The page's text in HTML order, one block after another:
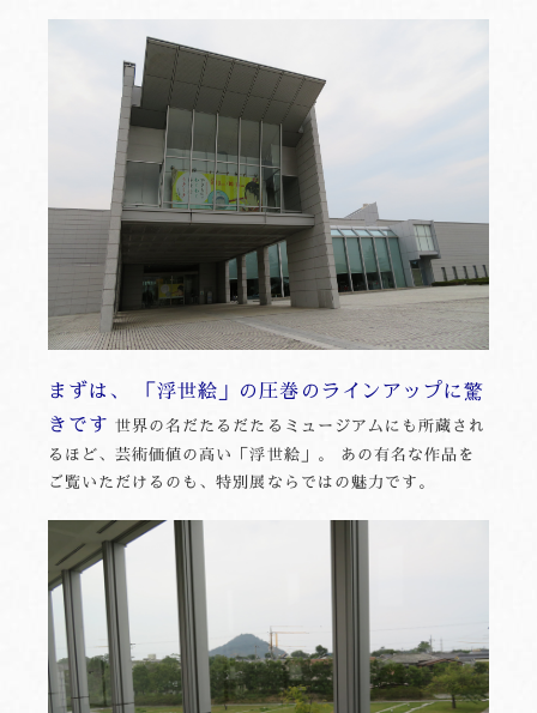
まずは、 「浮世絵」の圧巻のラインアップに驚
きです 世界の名だたるだたるミュージアムにも所蔵され
るほど、芸術価値の高い「浮世絵」。 あの有名な作品を
ご覧いただけるのも、特別展ならではの魅力です。